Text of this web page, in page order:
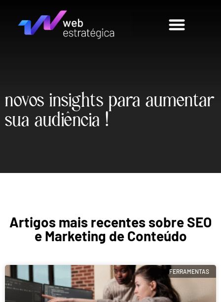
novos insights para aumentar
sua audie
ˆncia !
Artigos mais recentes sobre SEO
e Marketing de Conteúdo
FERRAMENTAS